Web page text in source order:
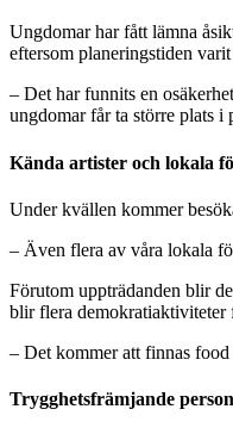
Ungdomar har fått lämna
eftersom planeringstiden
– Det har funnits en
ungdomar får ta större plats i
Kända artister och lokala
Under kvällen kommer
– Även flera av våra lokala
Förutom uppträdanden blir
blir flera demokratiaktiviteter
– Det kommer att finnas
Trygghetsfrämjande